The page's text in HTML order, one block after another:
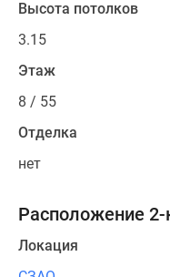
Высота потолков
3.15
Этаж
8 / 55
Отделка
нет
Расположение
Локация